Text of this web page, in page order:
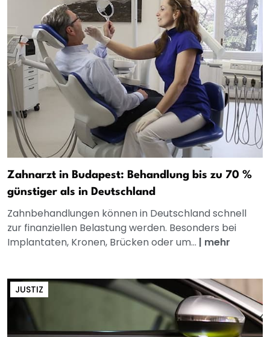
Zahnarzt in Budapest: Behandlung bis zu 70 %
günstiger als in Deutschland
Zahnbehandlungen können in Deutschland schnell
zur finanziellen Belastung werden. Besonders bei
Implantaten, Kronen, Brücken oder um... | mehr
JUSTIZ